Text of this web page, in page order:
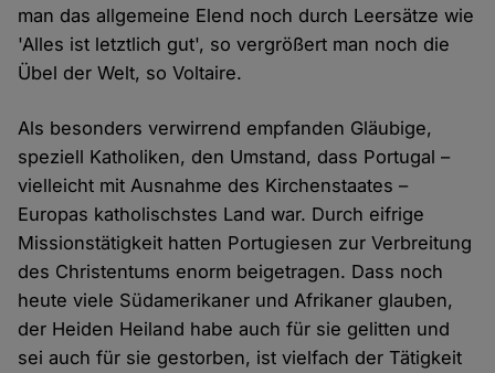
man das allgemeine Elend noch durch Leersätze wie
'Alles ist letztlich gut', so vergrößert man noch die
Übel der Welt, so Voltaire.
Als besonders verwirrend empfanden Gläubige,
speziell Katholiken, den Umstand, dass Portugal –
vielleicht mit Ausnahme des Kirchenstaates –
Europas katholischstes Land war. Durch eifrige
Missionstätigkeit hatten Portugiesen zur Verbreitung
des Christentums enorm beigetragen. Dass noch
heute viele Südamerikaner und Afrikaner glauben,
der Heiden Heiland habe auch für sie gelitten und
sei auch für sie gestorben, ist vielfach der Tätigkeit